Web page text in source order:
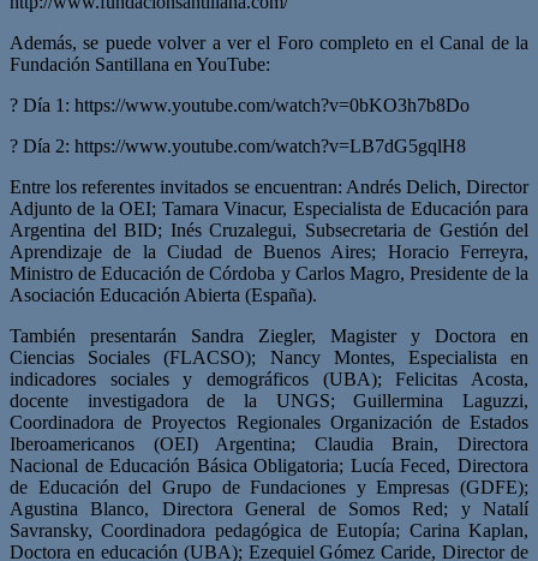
Además, se puede volver a ver el Foro completo en el Canal de la
Fundación Santillana en YouTube:
? Día 1: https://www.youtube.com/watch?v=0bKO3h7b8Do
? Día 2: https://www.youtube.com/watch?v=LB7dG5gqlH8
Entre los referentes invitados se encuentran: Andrés Delich, Director
Adjunto de la OEI; Tamara Vinacur, Especialista de Educación para
Argentina del BID; Inés Cruzalegui, Subsecretaria de Gestión del
Aprendizaje de la Ciudad de Buenos Aires; Horacio Ferreyra,
Ministro de Educación de Córdoba y Carlos Magro, Presidente de la
Asociación Educación Abierta (España).
También presentarán Sandra Ziegler, Magister y Doctora en
Ciencias Sociales (FLACSO); Nancy Montes, Especialista en
indicadores sociales y demográficos (UBA); Felicitas Acosta,
docente investigadora de la UNGS; Guillermina Laguzzi,
Coordinadora de Proyectos Regionales Organización de Estados
Iberoamericanos (OEI) Argentina; Claudia Brain, Directora
Nacional de Educación Básica Obligatoria; Lucía Feced, Directora
de Educación del Grupo de Fundaciones y Empresas (GDFE);
Agustina Blanco, Directora General de Somos Red; y Natalí
Savransky, Coordinadora pedagógica de Eutopía; Carina Kaplan,
Doctora en educación (UBA); Ezequiel Gómez Caride, Director de